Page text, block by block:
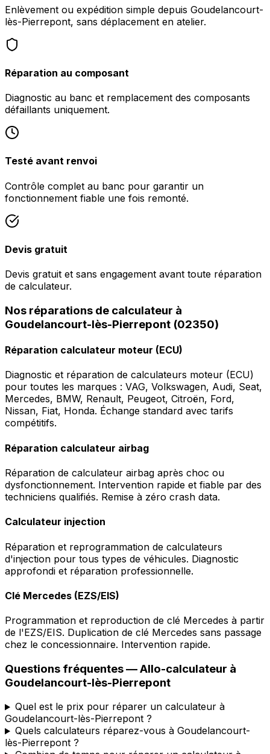
Enlèvement ou expédition simple depuis Goudelancourt-
lès-Pierrepont, sans déplacement en atelier.
Réparation au composant
Diagnostic au banc et remplacement des composants
défaillants uniquement.
Testé avant renvoi
Contrôle complet au banc pour garantir un
fonctionnement fiable une fois remonté.
Devis gratuit
Devis gratuit et sans engagement avant toute réparation
de calculateur.
Nos réparations de calculateur à
Goudelancourt-lès-Pierrepont (02350)
Réparation calculateur moteur (ECU)
Diagnostic et réparation de calculateurs moteur (ECU)
pour toutes les marques : VAG, Volkswagen, Audi, Seat,
Mercedes, BMW, Renault, Peugeot, Citroën, Ford,
Nissan, Fiat, Honda. Échange standard avec tarifs
compétitifs.
Réparation calculateur airbag
Réparation de calculateur airbag après choc ou
dysfonctionnement. Intervention rapide et fiable par des
techniciens qualifiés. Remise à zéro crash data.
Calculateur injection
Réparation et reprogrammation de calculateurs
d'injection pour tous types de véhicules. Diagnostic
approfondi et réparation professionnelle.
Clé Mercedes (EZS/EIS)
Programmation et reproduction de clé Mercedes à partir
de l'EZS/EIS. Duplication de clé Mercedes sans passage
chez le concessionnaire. Intervention rapide.
Questions fréquentes —Allo-calculateur à
Goudelancourt-lès-Pierrepont
Quel est le prix pour réparer un calculateur à
Goudelancourt-lès-Pierrepont ?
Quels calculateurs réparez-vous à Goudelancourt-
lès-Pierrepont ?